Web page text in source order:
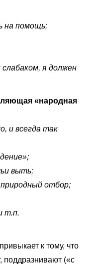
на помощь;
я должен
«народная
и всегда так
выть;
отбор;
т.п.
к тому, что
поддразнивают («с